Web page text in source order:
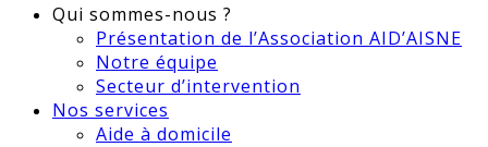
Qui sommes-nous ?
Présentation de l’Association AID’AISNE
Notre équipe
Secteur d’intervention
Nos services
Aide à domicile